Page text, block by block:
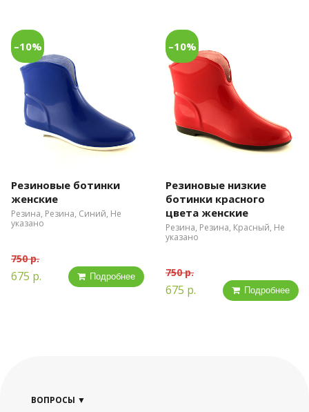
–10%
Резиновые ботинки
женские
Резина, Резина, Синий, Не
указано
750 р.
675 р. Подробнее
–10%
Резиновые низкие
ботинки красного
цвета женские
Резина, Резина, Красный, Не
указано
750 р.
675 р. Подробнее
ВОПРОСЫ